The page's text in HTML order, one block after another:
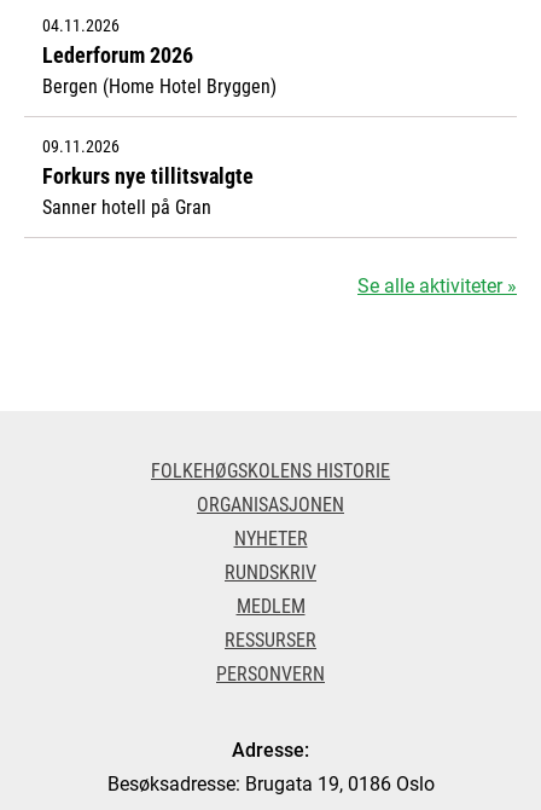
04.11.2026
Lederforum 2026
Bergen (Home Hotel Bryggen)
09.11.2026
Forkurs nye tillitsvalgte
Sanner hotell på Gran
Se alle aktiviteter »
FOLKEHØGSKOLENS HISTORIE
ORGANISASJONEN
NYHETER
RUNDSKRIV
MEDLEM
RESSURSER
PERSONVERN
Adresse:
Besøksadresse: Brugata 19, 0186 Oslo